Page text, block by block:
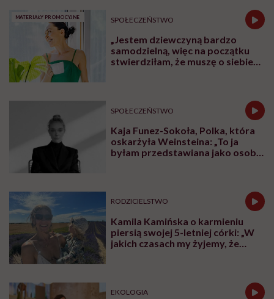
MATERIAŁY PROMOCYJNE SPOŁECZEŃSTWO
„Jestem dziewczyną bardzo
samodzielną, więc na początku
stwierdziłam, że muszę o siebie
SPOŁECZEŃSTWO
Kaja Funez-Sokoła, Polka, która
oskarżyła Weinsteina: „To ja
byłam przedstawiana jako osoba,
RODZICIELSTWO
Kamila Kamińska o karmieniu
piersią swojej 5-letniej córki: „W
jakich czasach my żyjemy, że
EKOLOGIA